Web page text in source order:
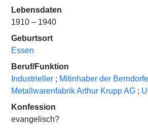
Lebensdaten
1910 – 1940
Geburtsort
Essen
Beruf/Funktion
Industrieller ; Mitinhaber der
Metallwarenfabrik Arthur Krupp AG ;
Konfession
evangelisch?